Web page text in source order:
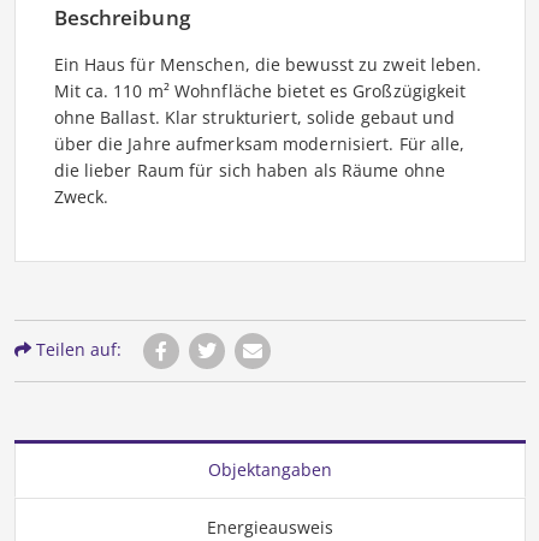
Beschreibung
Ein Haus für Menschen, die bewusst zu zweit leben.
Mit ca. 110 m² Wohnfläche bietet es Großzügigkeit
ohne Ballast. Klar strukturiert, solide gebaut und
über die Jahre aufmerksam modernisiert. Für alle,
die lieber Raum für sich haben als Räume ohne
Zweck.
Teilen auf:
Objektangaben
Energieausweis